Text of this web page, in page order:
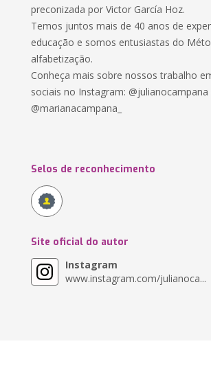
preconizada por Victor García Hoz.
Temos juntos mais de 40 anos de
educação e somos entusiastas do
alfabetização.
Conheça mais sobre nossos trabalho
sociais no Instagram: @julianocampana
@marianacampana_
Selos de reconhecimento
Site oficial do autor
Instagram
www.instagram.com/julianoca...